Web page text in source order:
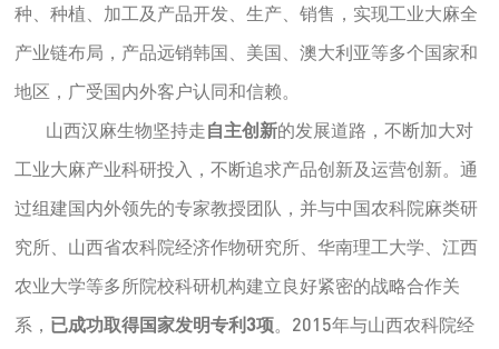
种、种植、加工及产品开发、生产、销售，实现工业大麻全
产业链布局，产品远销韩国、美国、澳大利亚等多个国家和
地区，广受国内外客户认同和信赖。
山西汉麻生物坚持走自主创新的发展道路，不断加大对
工业大麻产业科研投入，不断追求产品创新及运营创新。通
过组建国内外领先的专家教授团队，并与中国农科院麻类研
究所、山西省农科院经济作物研究所、华南理工大学、江西
农业大学等多所院校科研机构建立良好紧密的战略合作关
系， 已成功取得国家发明专利3项。2015年与山西农科院经